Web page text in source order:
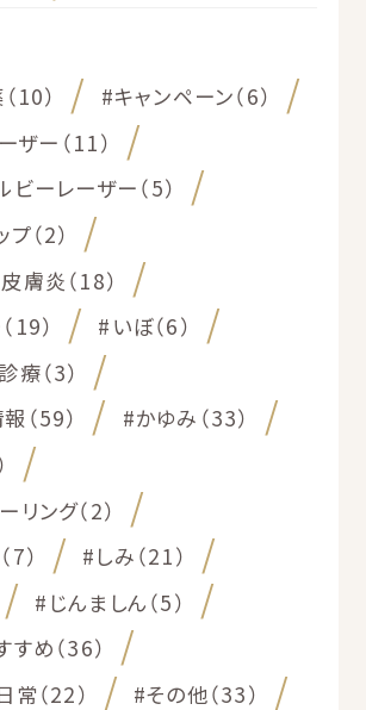
10）
#キャンペーン（6）
ザー（11）
ビーレーザー（5）
（2）
膚炎（18）
19）
#いぼ（6）
療（3）
（59）
#かゆみ（33）
リング（2）
7）
#しみ（21）
#じんましん（5）
すめ（36）
常（22）
#その他（33）